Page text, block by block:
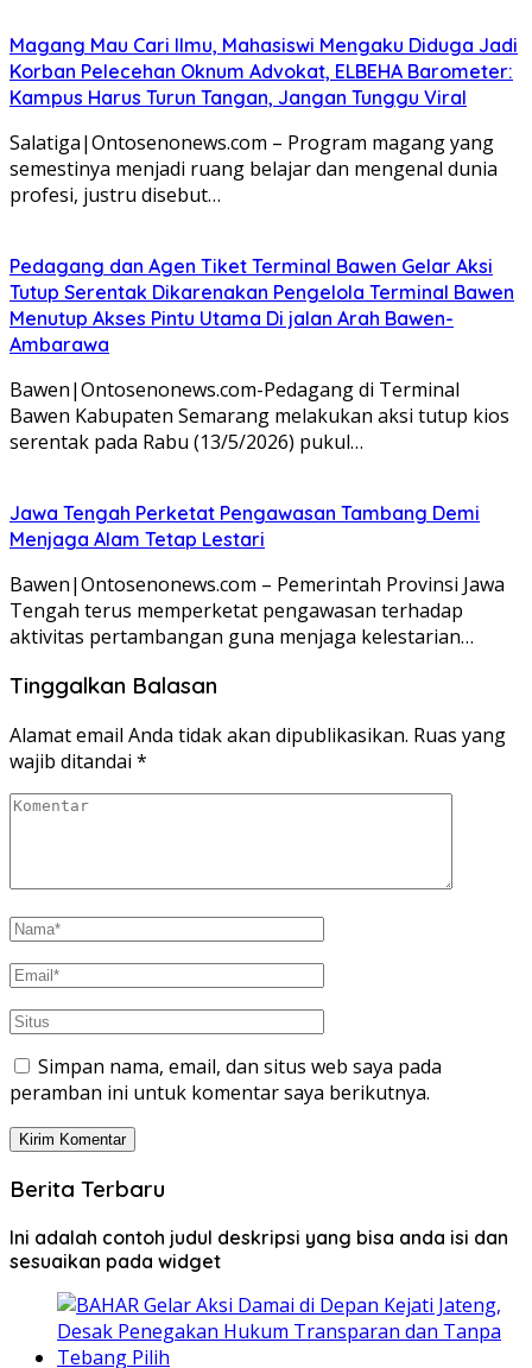
Magang Mau Cari Ilmu, Mahasiswi Mengaku Diduga Jadi
Korban Pelecehan Oknum Advokat, ELBEHA Barometer:
Kampus Harus Turun Tangan, Jangan Tunggu Viral
Salatiga|Ontosenonews.com – Program magang yang
semestinya menjadi ruang belajar dan mengenal dunia
profesi, justru disebut…
Pedagang dan Agen Tiket Terminal Bawen Gelar Aksi
Tutup Serentak Dikarenakan Pengelola Terminal Bawen
Menutup Akses Pintu Utama Di jalan Arah Bawen-
Ambarawa
Bawen|Ontosenonews.com-Pedagang di Terminal
Bawen Kabupaten Semarang melakukan aksi tutup kios
serentak pada Rabu (13/5/2026) pukul…
Jawa Tengah Perketat Pengawasan Tambang Demi
Menjaga Alam Tetap Lestari
Bawen|Ontosenonews.com – Pemerintah Provinsi Jawa
Tengah terus memperketat pengawasan terhadap
aktivitas pertambangan guna menjaga kelestarian…
Tinggalkan Balasan
Alamat email Anda tidak akan dipublikasikan. Ruas yang
wajib ditandai *
Simpan nama, email, dan situs web saya pada
peramban ini untuk komentar saya berikutnya.
Berita Terbaru
Ini adalah contoh judul deskripsi yang bisa anda isi dan
sesuaikan pada widget